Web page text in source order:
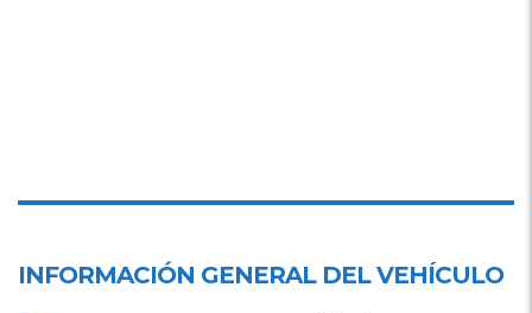
INFORMACIÓN GENERAL DEL VEHÍCULO